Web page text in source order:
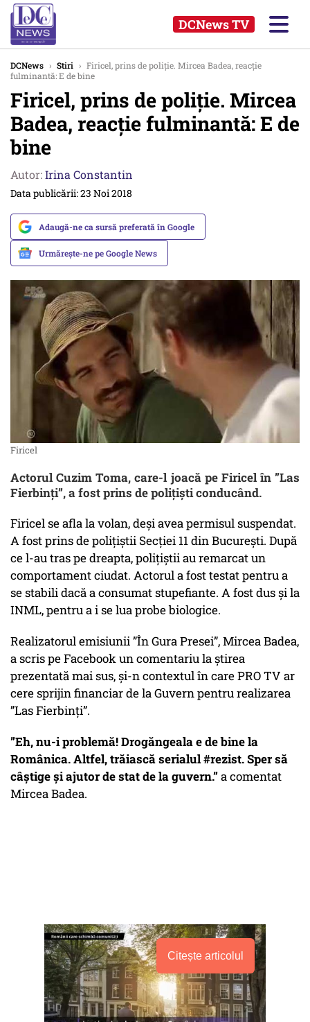
DCNews TV
DCNews › Stiri › Firicel, prins de poliție. Mircea Badea, reacție
fulminantă: E de bine
Firicel, prins de poliție. Mircea
Badea, reacție fulminantă: E de
bine
Autor:Irina Constantin
Data publicării: 23 Noi 2018
Adaugă-ne ca sursă preferată în Google
Urmărește-ne pe Google News
Firicel
Actorul Cuzim Toma, care-l joacă pe Firicel în ”Las
Fierbinți”, a fost prins de polițiști conducând.
Firicel se afla la volan, deși avea permisul suspendat.
A fost prins de polițiștii Secției 11 din București. După
ce l-au tras pe dreapta, polițiștii au remarcat un
comportament ciudat. Actorul a fost testat pentru a
se stabili dacă a consumat stupefiante. A fost dus și la
INML, pentru a i se lua probe biologice.
Realizatorul emisiunii ”În Gura Presei”, Mircea Badea,
a scris pe Facebook un comentariu la știrea
prezentată mai sus, și-n contextul în care PRO TV ar
cere sprijin financiar de la Guvern pentru realizarea
”Las Fierbinți”.
”Eh, nu-i problemă! Drogăngeala e de bine la
Românica. Altfel, trăiască serialul #rezist. Sper să
câștige și ajutor de stat de la guvern.”a comentat
Mircea Badea.
Citește articolul